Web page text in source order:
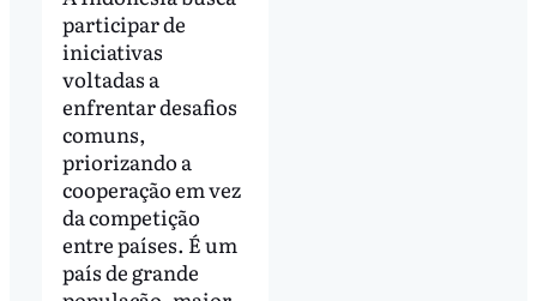
participar de
iniciativas
voltadas a
enfrentar desafios
comuns,
priorizando a
cooperação em vez
da competição
entre países. É um
país de grande